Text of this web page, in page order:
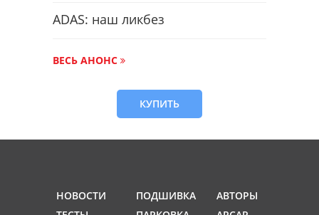
ADAS: наш ликбез
ВЕСЬ АНОНС
КУПИТЬ
НОВОСТИ
ПОДШИВКА
АВТОРЫ